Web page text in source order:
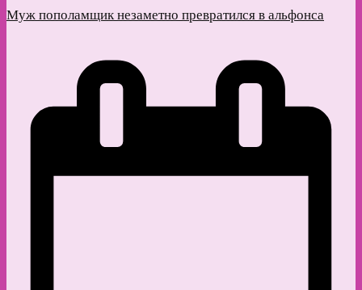
Муж пополамщик незаметно превратился в альфонса